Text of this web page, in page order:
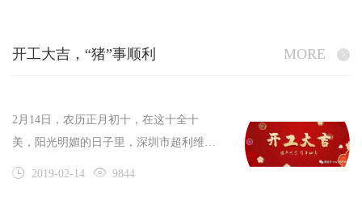
开工大吉，“猪”事顺利 MORE
2月14日，农历正月初十，在这十全十
美，阳光明媚的日子里，深圳市超利维实
业有限公司迎来了猪年的第一个工作日，
2019-02-14 9844